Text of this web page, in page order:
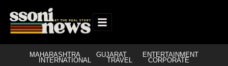
MAHARASHTRA GUJARAT ENTERTAINMENT
INTERNATIONAL TRAVEL CORPORATE